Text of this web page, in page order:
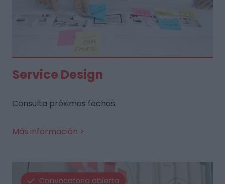
Service Design
Consulta próximas fechas
Más información >